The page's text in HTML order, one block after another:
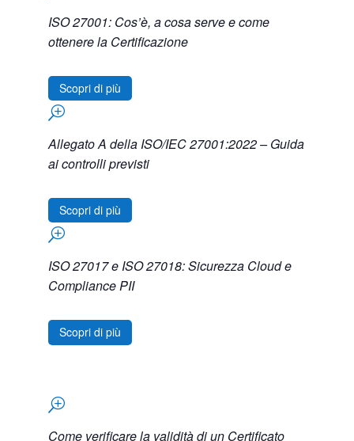
ISO 27001: Cos’è, a cosa serve e come
ottenere la Certificazione
Scopri di più
T
Allegato A della ISO/IEC 27001:2022 – Guida
ai controlli previsti
Scopri di più
T
ISO 27017 e ISO 27018: Sicurezza Cloud e
Compliance PII
Scopri di più
T
Come verificare la validità di un Certificato